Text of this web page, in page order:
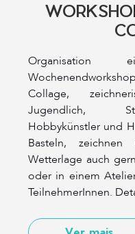
Organisation
Collage,
Jugendlich,
Hobbykünstler und
Basteln,
Wetterlage auch
oder in einem
TeilnehmerInnen.